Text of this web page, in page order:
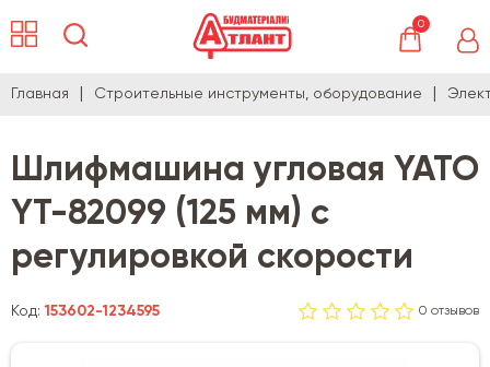
0
Главная Строительные инструменты, оборудование
Шлифмашина угловая YATO
YT-82099 (125 мм) с
регулировкой скорости
Код:153602-1234595 0 отзывов